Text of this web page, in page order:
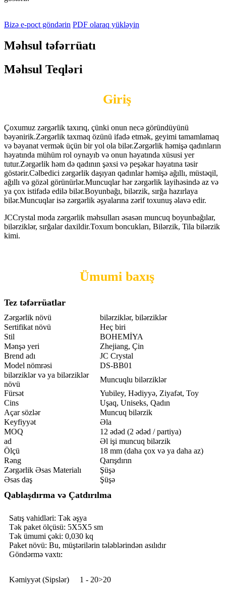
Bizə e-poçt göndərin PDF olaraq yükləyin
Məhsul təfərrüatı
Məhsul Teqləri
Giriş
Çoxumuz zərgərlik taxırıq, çünki onun necə göründüyünü
bəyənirik.Zərgərlik taxmaq özünü ifadə etmək, geyimi tamamlamaq
və bəyanat vermək üçün bir yol ola bilər.Zərgərlik həmişə qadınların
həyatında mühüm rol oynayıb və onun həyatında xüsusi yer
tutur.Zərgərlik həm də qadının şəxsi və peşəkar həyatına təsir
göstərir.Cəlbedici zərgərlik daşıyan qadınlar həmişə ağıllı, müstəqil,
ağıllı və gözəl görünürlər.Muncuqlar hər zərgərlik layihəsində az və
ya çox istifadə edilə bilər.Boyunbağı, bilərzik, sırğa hazırlaya
bilər.Muncuqlar isə zərgərlik əşyalarına zərif toxunuş əlavə edir.
JCCrystal moda zərgərlik məhsulları əsasən muncuq boyunbağılar,
bilərziklər, sırğalar daxildir.Toxum boncukları, Bilərzik, Tila bilərzik
kimi.
Ümumi baxış
Tez təfərrüatlar
Zərgərlik növü
bilərziklər, bilərziklər
Sertifikat növü
Heç biri
Stil
BOHEMİYA
Mənşə yeri
Zhejiang, Çin
Brend adı
JC Crystal
Model nömrəsi
DS-BB01
bilərziklər və ya bilərziklər
növü
Muncuqlu bilərziklər
Fürsət
Yubiley, Hədiyyə, Ziyafət, Toy
Cins
Uşaq, Uniseks, Qadın
Açar sözlər
Muncuq bilərzik
Keyfiyyət
Əla
MOQ
12 ədəd (2 ədəd / partiya)
ad
Əl işi muncuq bilərzik
Ölçü
18 mm (daha çox və ya daha az)
Rəng
Qarışdırın
Zərgərlik Əsas Materialı
Şüşə
Əsas daş
Şüşə
Qablaşdırma və Çatdırılma
Satış vahidləri: Tək əşya
Tək paket ölçüsü: 5X5X5 sm
Tək ümumi çəki: 0,030 kq
Paket növü: Bu, müştərilərin tələblərindən asılıdır
Göndərmə vaxtı:
Kəmiyyət (Sipslər) 1 - 20>20